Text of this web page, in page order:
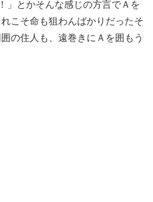
」とかそんな感じの方言でＡを
こそ命も狙わんばかりだったそ
の住人も、遠巻きにＡを囲もう